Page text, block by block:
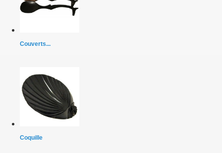
Couverts...
Coquille